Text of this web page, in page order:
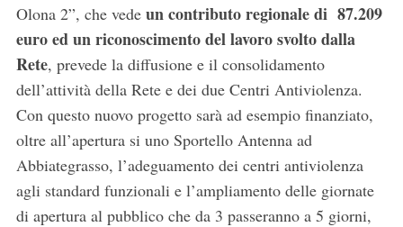
Olona 2”, che vede un contributo regionale di 87.209
euro ed un riconoscimento del lavoro svolto dalla
Rete, prevede la diffusione e il consolidamento
dell’attività della Rete e dei due Centri Antiviolenza.
Con questo nuovo progetto sarà ad esempio finanziato,
oltre all’apertura si uno Sportello Antenna ad
Abbiategrasso, l’adeguamento dei centri antiviolenza
agli standard funzionali e l’ampliamento delle giornate
di apertura al pubblico che da 3 passeranno a 5 giorni,